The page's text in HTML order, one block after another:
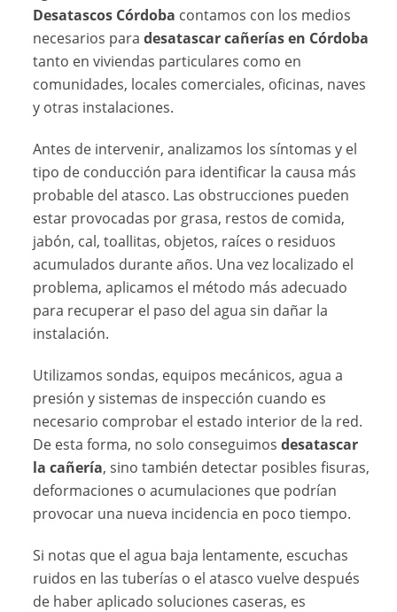
Desatascos Córdoba contamos con los medios
necesarios paradesatascar cañerías en Córdoba
tanto en viviendas particulares como en
comunidades, locales comerciales, oficinas, naves
y otras instalaciones.
Antes de intervenir, analizamos los síntomas y el
tipo de conducción para identificar la causa más
probable del atasco. Las obstrucciones pueden
estar provocadas por grasa, restos de comida,
jabón, cal, toallitas, objetos, raíces o residuos
acumulados durante años. Una vez localizado el
problema, aplicamos el método más adecuado
para recuperar el paso del agua sin dañar la
instalación.
Utilizamos sondas, equipos mecánicos, agua a
presión y sistemas de inspección cuando es
necesario comprobar el estado interior de la red.
De esta forma, no solo conseguimosdesatascar
la cañería, sino también detectar posibles fisuras,
deformaciones o acumulaciones que podrían
provocar una nueva incidencia en poco tiempo.
Si notas que el agua baja lentamente, escuchas
ruidos en las tuberías o el atasco vuelve después
de haber aplicado soluciones caseras, es